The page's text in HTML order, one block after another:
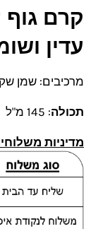
קרם
עדין
מרכיבים: שמן
תכולה: 145 מ"ל
מדיניות